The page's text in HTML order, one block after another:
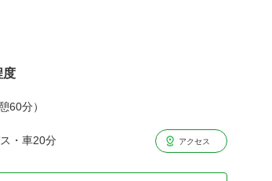
度
60分）
・車20分 アクセス